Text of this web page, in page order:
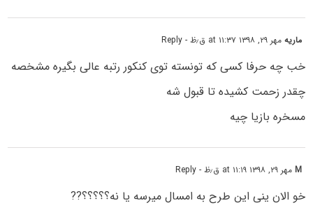
ماریهمهر ۲۹, ۱۳۹۸ at ۱۱:۳۷ ق٫ظ - Reply
خب چه حرفا کسی که تونسته توی کنکور رتبه عالی بگیره مشخصه
چقدر زحمت کشیده تا قبول شه
مسخره بازیا چیه
Mمهر ۲۹, ۱۳۹۸ at ۱۱:۱۹ ق٫ظ - Reply
خو الان ینی این طرح به امسال میرسه یا نه؟؟؟؟؟??